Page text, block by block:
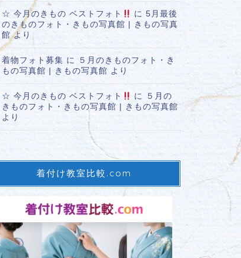
☆ 今月のきもの ベストフォト に5月最後
のきものフォト・きもの写真館 | きもの写真
館より
着物フォト募集 に５月のきものフォト・き
もの写真館 | きもの写真館 より
☆ 今月のきもの ベストフォト に
５月の
きものフォト・きもの写真館 | きもの写真館
より
着付け教室比較.com